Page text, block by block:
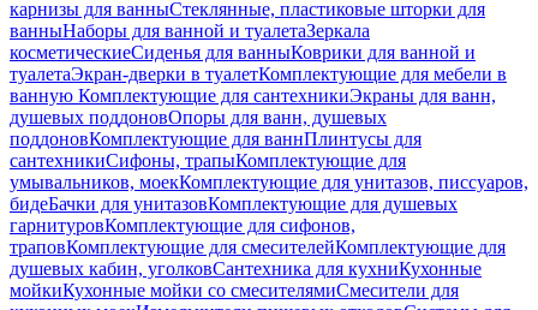
карнизы для ванныСтеклянные, пластиковые шторки для
ванныНаборы для ванной и туалетаЗеркала
косметическиеСиденья для ванныКоврики для ванной и
туалетаЭкран-дверки в туалетКомплектующие для мебели в
ванную Комплектующие для сантехникиЭкраны для ванн,
душевых поддоновОпоры для ванн, душевых
поддоновКомплектующие для ваннПлинтусы для
сантехникиСифоны, трапыКомплектующие для
умывальников, моекКомплектующие для унитазов, писсуаров,
бидеБачки для унитазовКомплектующие для душевых
гарнитуровКомплектующие для сифонов,
траповКомплектующие для смесителейКомплектующие для
душевых кабин, уголковСантехника для кухниКухонные
мойкиКухонные мойки со смесителямиСмесители для